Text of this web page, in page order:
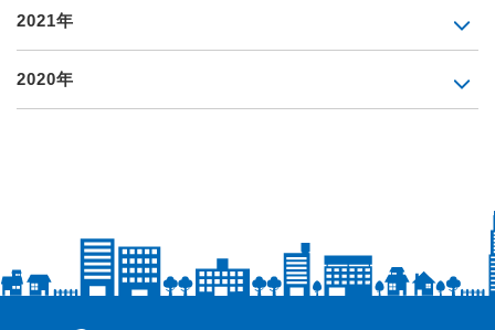
2021年
2020年